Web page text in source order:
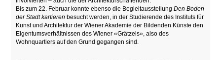
Bis zum 22. Februar konnte ebenso die BegleitausstellungDen Boden
der Stadt kartieren besucht werden, in der Studierende des Instituts für
Kunst und Architektur der Wiener Akademie der Bildenden Künste den
Eigentumsverhältnissen des Wiener «Grätzels», also des
Wohnquartiers auf den Grund gegangen sind.